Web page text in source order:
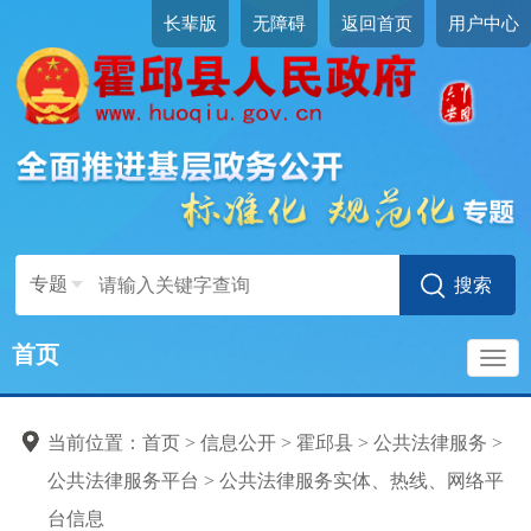
长辈版 无障碍 返回首页 用户中心
专题
首页
当前位置： 首页 > 信息公开 > 霍邱县 > 公共法律服务 >
公共法律服务平台 > 公共法律服务实体、热线、网络平
台信息